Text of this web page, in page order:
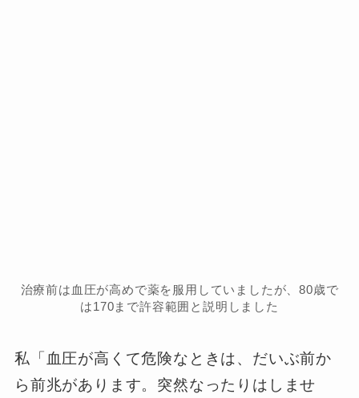
治療前は血圧が高めで薬を服用していましたが、80歳で
は170まで許容範囲と説明しました
私「血圧が高くて危険なときは、だいぶ前か
ら前兆があります。突然なったりはしませ